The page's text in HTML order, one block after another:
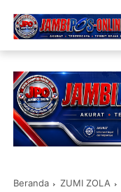
Beranda ZUMI ZOLA